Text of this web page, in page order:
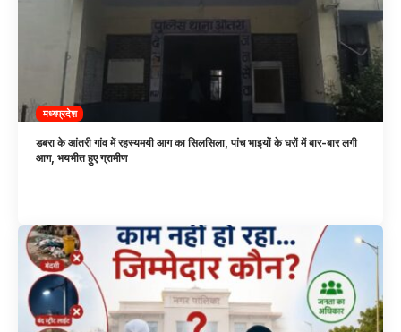
मध्यप्रदेश
डबरा के आंतरी गांव में रहस्यमयी आग का सिलसिला, पांच भाइयों के घरों में बार-बार लगी
आग, भयभीत हुए ग्रामीण